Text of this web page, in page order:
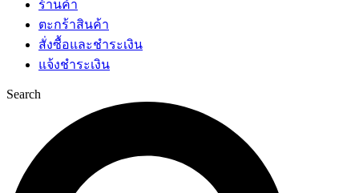
ร้านค้า
ตะกร้าสินค้า
สั่งซื้อและชำระเงิน
แจ้งชำระเงิน
Search